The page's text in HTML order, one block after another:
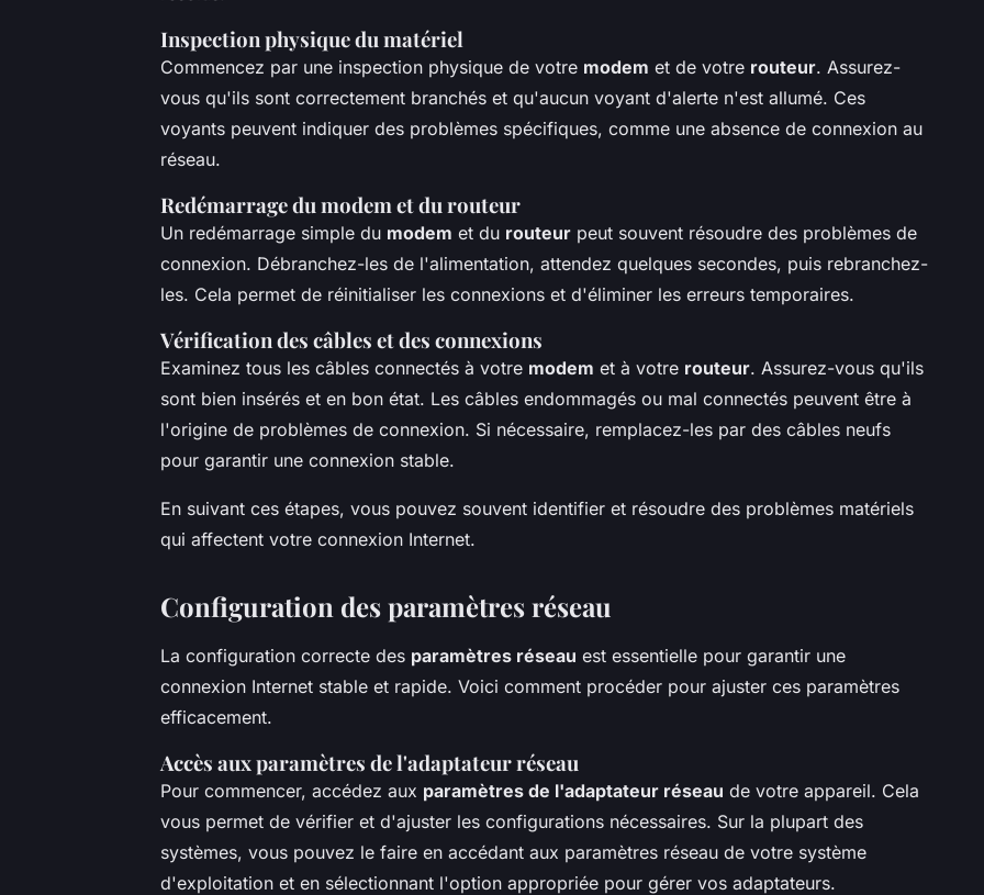
Inspection physique du matériel
Commencez par une inspection physique de votre modem et de votre routeur. Assurez-
vous qu'ils sont correctement branchés et qu'aucun voyant d'alerte n'est allumé. Ces
voyants peuvent indiquer des problèmes spécifiques, comme une absence de connexion au
réseau.
Redémarrage du modem et du routeur
Un redémarrage simple du modem et du routeur peut souvent résoudre des problèmes de
connexion. Débranchez-les de l'alimentation, attendez quelques secondes, puis rebranchez-
les. Cela permet de réinitialiser les connexions et d'éliminer les erreurs temporaires.
Vérification des câbles et des connexions
Examinez tous les câbles connectés à votre modem et à votre routeur. Assurez-vous qu'ils
sont bien insérés et en bon état. Les câbles endommagés ou mal connectés peuvent être à
l'origine de problèmes de connexion. Si nécessaire, remplacez-les par des câbles neufs
pour garantir une connexion stable.
En suivant ces étapes, vous pouvez souvent identifier et résoudre des problèmes matériels
qui affectent votre connexion Internet.
Configuration des paramètres réseau
La configuration correcte des paramètres réseau est essentielle pour garantir une
connexion Internet stable et rapide. Voici comment procéder pour ajuster ces paramètres
efficacement.
Accès aux paramètres de l'adaptateur réseau
Pour commencer, accédez aux paramètres de l'adaptateur réseau de votre appareil. Cela
vous permet de vérifier et d'ajuster les configurations nécessaires. Sur la plupart des
systèmes, vous pouvez le faire en accédant aux paramètres réseau de votre système
d'exploitation et en sélectionnant l'option appropriée pour gérer vos adaptateurs.